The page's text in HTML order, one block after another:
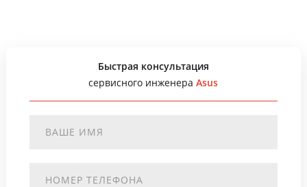
Быстрая консультация
сервисного инженераAsus